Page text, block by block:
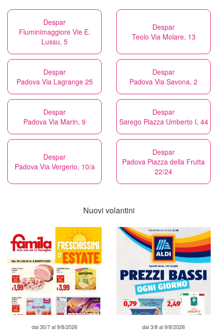
Despar
Fluminimaggiore Vie E.
Lussu, 5
Despar
Teolo Via Molare, 13
Despar
Padova Via Lagrange 25
Despar
Padova Via Savona, 2
Despar
Padova Via Marin, 9
Despar
Sarego Piazza Umberto I, 44
Despar
Padova Via Vergerio, 10/a
Despar
Padova Piazza della Frutta
22/24
Nuovi volantini
dal 30/7 al 9/8/2026 dal 3/8 al 9/8/2026